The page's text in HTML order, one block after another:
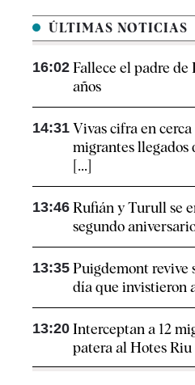
ÚLTIMAS NOTICIAS
16:02 Fallece el padre de
años
14:31 Vivas cifra en cerca
migrantes llegados
[...]
13:46 Rufián y Turull se
segundo
13:35 Puigdemont revive
día que invistieron
13:20 Interceptan a 12
patera al Hotes Riu